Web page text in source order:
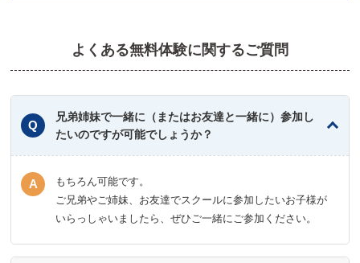
よくある無料体験に関するご質問
兄弟姉妹で一緒に（またはお友達と一緒に）参加し
たいのですが可能でしょうか？
もちろん可能です。
ご兄弟やご姉妹、お友達でスクールに参加したいお子様が
いらっしゃいましたら、ぜひご一緒にご参加ください。